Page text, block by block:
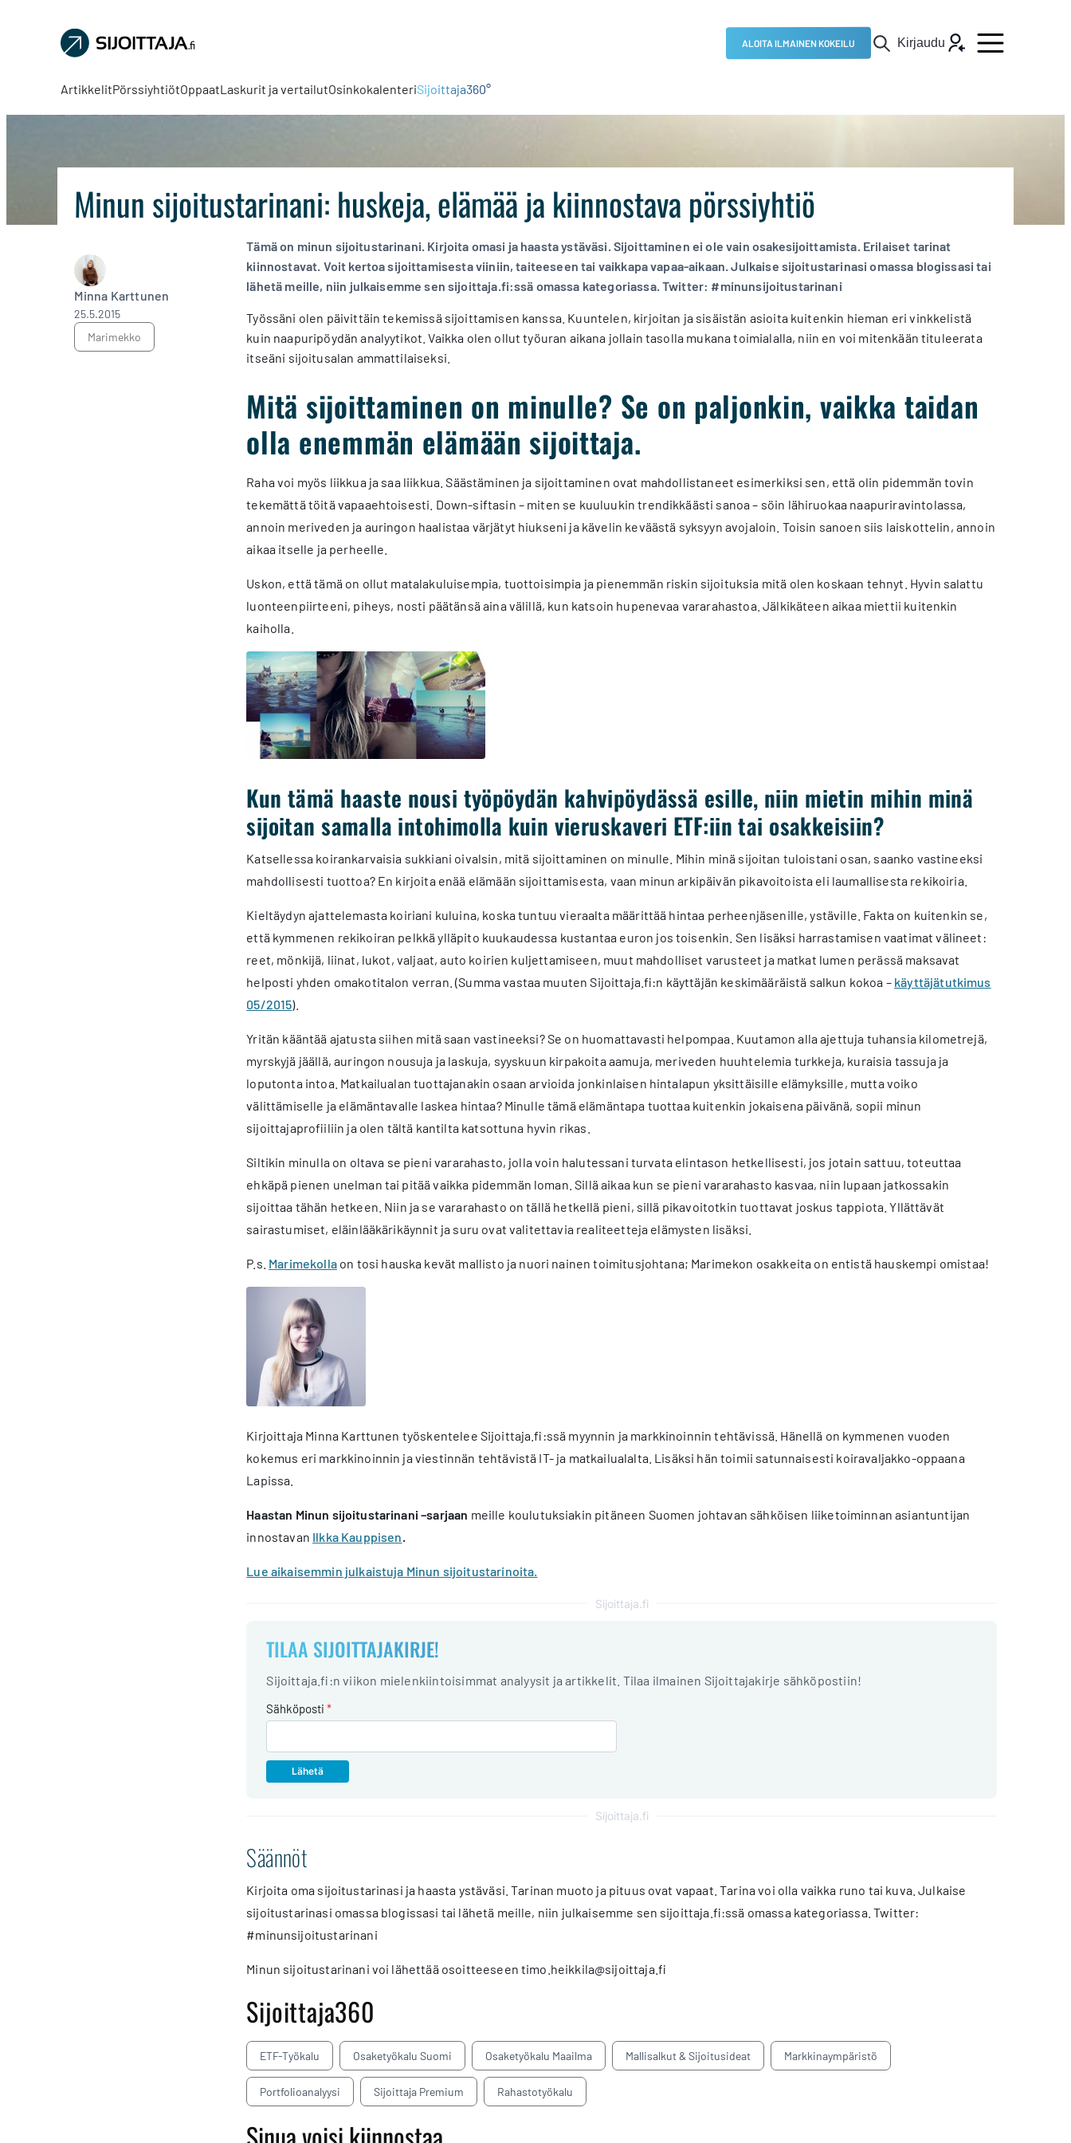
Sijoittaja.fi
Tee
sijoituspäätöksiä
ALOITA ILMAINEN KOKEILU Kirjaudu
ArtikkelitPörssiyhtiötOppaatLaskurit ja vertailutOsinkokalenteriSijoittaja360°
Minun sijoitustarinani: huskeja, elämää ja kiinnostava pörssiyhtiö
Minna Karttunen
25.5.2015
Marimekko
Tämä on minun sijoitustarinani. Kirjoita omasi ja haasta ystäväsi. Sijoittaminen ei ole vain osakesijoittamista. Erilaiset tarinat
kiinnostavat. Voit kertoa sijoittamisesta viiniin, taiteeseen tai vaikkapa vapaa-aikaan. Julkaise sijoitustarinasi omassa blogissasi tai
lähetä meille, niin julkaisemme sen sijoittaja.fi:ssä omassa kategoriassa. Twitter: #minunsijoitustarinani
Työssäni olen päivittäin tekemissä sijoittamisen kanssa. Kuuntelen, kirjoitan ja sisäistän asioita kuitenkin hieman eri vinkkelistä
kuin naapuripöydän analyytikot. Vaikka olen ollut työuran aikana jollain tasolla mukana toimialalla, niin en voi mitenkään tituleerata
itseäni sijoitusalan ammattilaiseksi.
Mitä sijoittaminen on minulle? Se on paljonkin, vaikka taidan
olla enemmän elämään sijoittaja.
Raha voi myös liikkua ja saa liikkua. Säästäminen ja sijoittaminen ovat mahdollistaneet esimerkiksi sen, että olin pidemmän tovin
tekemättä töitä vapaaehtoisesti. Down-siftasin – miten se kuuluukin trendikkäästi sanoa – söin lähiruokaa naapuriravintolassa,
annoin meriveden ja auringon haalistaa värjätyt hiukseni ja kävelin keväästä syksyyn avojaloin. Toisin sanoen siis laiskottelin, annoin
aikaa itselle ja perheelle.
Uskon, että tämä on ollut matalakuluisempia, tuottoisimpia ja pienemmän riskin sijoituksia mitä olen koskaan tehnyt. Hyvin salattu
luonteenpiirteeni, piheys, nosti päätänsä aina välillä, kun katsoin hupenevaa vararahastoa. Jälkikäteen aikaa miettii kuitenkin
kaiholla.
Kun tämä haaste nousi työpöydän kahvipöydässä esille, niin mietin mihin minä
sijoitan samalla intohimolla kuin vieruskaveri ETF:iin tai osakkeisiin?
Katsellessa koirankarvaisia sukkiani oivalsin, mitä sijoittaminen on minulle. Mihin minä sijoitan tuloistani osan, saanko vastineeksi
mahdollisesti tuottoa? En kirjoita enää elämään sijoittamisesta, vaan minun arkipäivän pikavoitoista eli laumallisesta rekikoiria.
Kieltäydyn ajattelemasta koiriani kuluina, koska tuntuu vieraalta määrittää hintaa perheenjäsenille, ystäville. Fakta on kuitenkin se,
että kymmenen rekikoiran pelkkä ylläpito kuukaudessa kustantaa euron jos toisenkin. Sen lisäksi harrastamisen vaatimat välineet:
reet, mönkijä, liinat, lukot, valjaat, auto koirien kuljettamiseen, muut mahdolliset varusteet ja matkat lumen perässä maksavat
helposti yhden omakotitalon verran. (Summa vastaa muuten Sijoittaja.fi:n käyttäjän keskimääräistä salkun kokoa – käyttäjätutkimus
05/2015).
Yritän kääntää ajatusta siihen mitä saan vastineeksi? Se on huomattavasti helpompaa. Kuutamon alla ajettuja tuhansia kilometrejä,
myrskyjä jäällä, auringon nousuja ja laskuja, syyskuun kirpakoita aamuja, meriveden huuhtelemia turkkeja, kuraisia tassuja ja
loputonta intoa. Matkailualan tuottajanakin osaan arvioida jonkinlaisen hintalapun yksittäisille elämyksille, mutta voiko
välittämiselle ja elämäntavalle laskea hintaa? Minulle tämä elämäntapa tuottaa kuitenkin jokaisena päivänä, sopii minun
sijoittajaprofiiliin ja olen tältä kantilta katsottuna hyvin rikas.
Siltikin minulla on oltava se pieni vararahasto, jolla voin halutessani turvata elintason hetkellisesti, jos jotain sattuu, toteuttaa
ehkäpä pienen unelman tai pitää vaikka pidemmän loman. Sillä aikaa kun se pieni vararahasto kasvaa, niin lupaan jatkossakin
sijoittaa tähän hetkeen. Niin ja se vararahasto on tällä hetkellä pieni, sillä pikavoitotkin tuottavat joskus tappiota. Yllättävät
sairastumiset, eläinlääkärikäynnit ja suru ovat valitettavia realiteetteja elämysten lisäksi.
P.s. Marimekollaon tosi hauska kevät mallisto ja nuori nainen toimitusjohtana; Marimekon osakkeita on entistä hauskempi omistaa!
Kirjoittaja Minna Karttunen työskentelee Sijoittaja.fi:ssä myynnin ja markkinoinnin tehtävissä. Hänellä on kymmenen vuoden
kokemus eri markkinoinnin ja viestinnän tehtävistä IT- ja matkailualalta. Lisäksi hän toimii satunnaisesti koiravaljakko-oppaana
Lapissa.
Haastan Minun sijoitustarinani –sarjaan meille koulutuksiakin pitäneen Suomen johtavan sähköisen liiketoiminnan asiantuntijan
innostavan Ilkka Kauppisen.
Lue aikaisemmin julkaistuja Minun sijoitustarinoita.
Sijoittaja.fi
TILAA SIJOITTAJAKIRJE!
Sijoittaja.fi:n viikon mielenkiintoisimmat analyysit ja artikkelit. Tilaa ilmainen Sijoittajakirje sähköpostiin!
Sähköposti *
Sijoittaja.fi
Säännöt
Kirjoita oma sijoitustarinasi ja haasta ystäväsi. Tarinan muoto ja pituus ovat vapaat. Tarina voi olla vaikka runo tai kuva. Julkaise
sijoitustarinasi omassa blogissasi tai lähetä meille, niin julkaisemme sen sijoittaja.fi:ssä omassa kategoriassa. Twitter:
#minunsijoitustarinani
Minun sijoitustarinani voi lähettää osoitteeseen timo.heikkila@sijoittaja.fi
Sijoittaja360
ETF-Työkalu Osaketyökalu Suomi Osaketyökalu Maailma Mallisalkut & Sijoitusideat Markkinaympäristö
Portfolioanalyysi Sijoittaja Premium Rahastotyökalu